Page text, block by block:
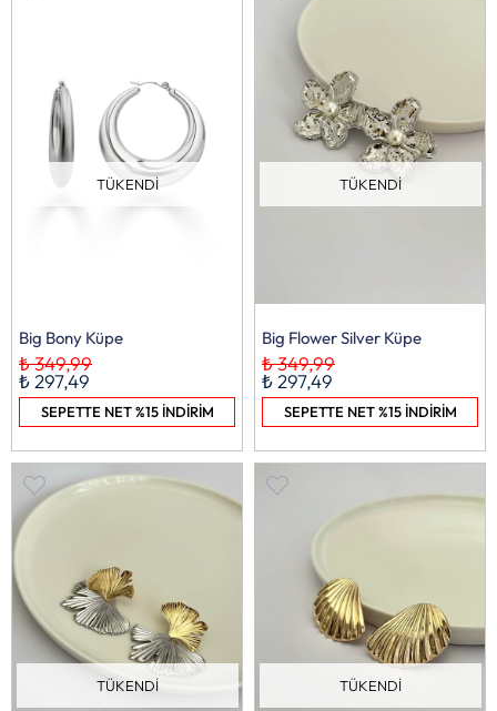
TÜKENDI
Big Bony Küpe
₺ 297,49
₺ 349,99
SEPETTE NET %15 İNDİRİM
TÜKENDI
Big Flower Silver Küpe
₺ 297,49
₺ 349,99
SEPETTE NET %15 İNDİRİM
TÜKENDI TÜKENDI